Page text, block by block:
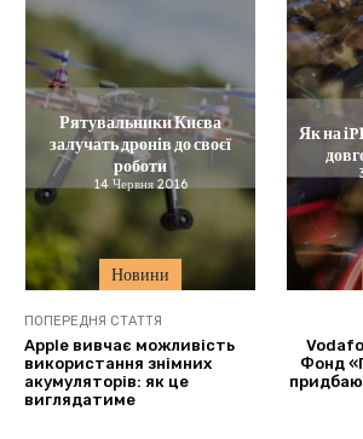
Новини
Рятувальники Києва
залучать дронів до своєї
роботи
14 Червня 2016
Як на
ПОПЕРЕДНЯ СТАТТЯ
Apple вивчає можливість
використання знімних
акумуляторів: як це
виглядатиме
Фонд